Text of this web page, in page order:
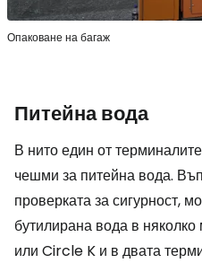
Опаковане на багаж
Питейна вода
В нито един от
чешми за питейна вода.
проверката за сигурност,
бутилирана вода в
или Circle K и в двата